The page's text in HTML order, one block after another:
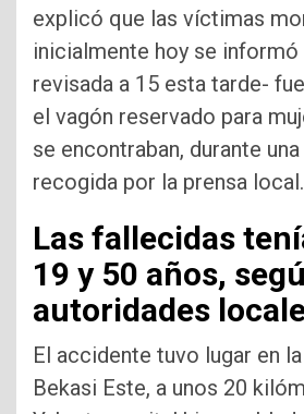
explicó que las víctimas
inicialmente hoy se
revisada a 15 esta tarde-
el vagón reservado para
se encontraban, durante
recogida por la prensa local.
Las fallecidas
19 y 50 años,
autoridades
El accidente tuvo lugar en
Bekasi Este, a unos 20